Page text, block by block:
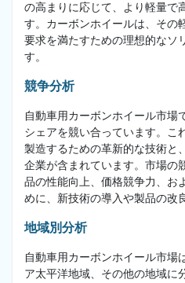
の高まりに応じて、より軽量で
す。カーボンホイールは、その
要求を満たすための理想的なソ
す。
競争分析
自動車用カーボンホイール市場
シェアを競い合っています。こ
製造するための革新的な技術と
企業が含まれています。市場の
品の性能向上、価格競争力、お
めに、新技術の導入や製品の改
地域別分析
自動車用カーボンホイール市場
ア太平洋地域、その他の地域に